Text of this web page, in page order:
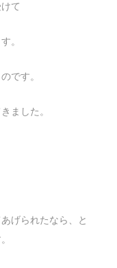
て
。
です。
ました。
げられたなら、と